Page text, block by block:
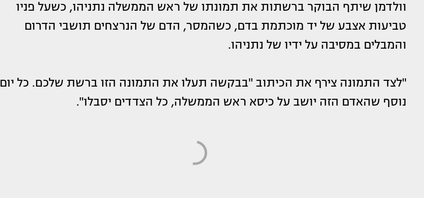
וולדמן שיתף הבוקר ברשתות את תמונתו של ראש הממשלה נתניהו, כשעל פניו
טביעות אצבע של יד מוכתמת בדם, כשהמסר, הדם של הנרצחים תושבי הדרום
והמבלים במסיבה על ידיו של נתניהו.
"לצד התמונה צירף את הכיתוב "בבקשה תעלו את התמונה הזו ברשת שלכם. כל יום
נוסף שהאדם הזה יושב על כיסא ראש הממשלה, כל הצדדים יסבלו".